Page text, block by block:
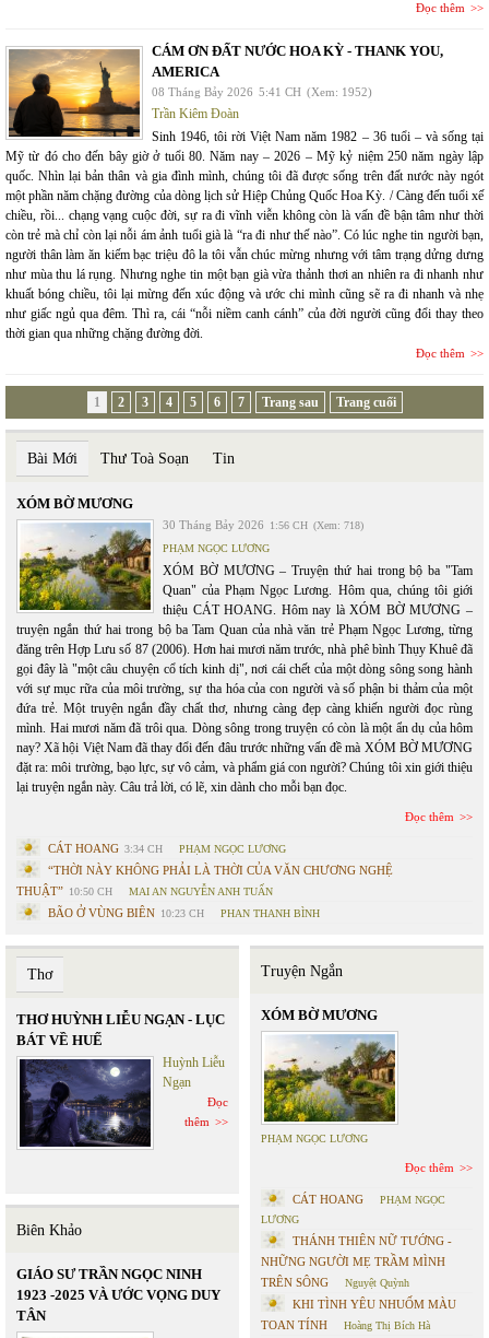
Đọc thêm
CÁM ƠN ĐẤT NƯỚC HOA KỲ - THANK YOU,
AMERICA
08 Tháng Bảy 2026 5:41 CH (Xem: 1952)
Trần Kiêm Đoàn
Sinh 1946, tôi rời Việt Nam năm 1982 – 36 tuổi – và sống tại
Mỹ từ đó cho đến bây giờ ở tuổi 80. Năm nay – 2026 – Mỹ kỷ niệm 250 năm ngày lập
quốc. Nhìn lại bản thân và gia đình mình, chúng tôi đã được sống trên đất nước này ngót
một phần năm chặng đường của dòng lịch sử Hiệp Chủng Quốc Hoa Kỳ. / Càng đến tuổi xế
chiều, rồi... chạng vạng cuộc đời, sự ra đi vĩnh viễn không còn là vấn đề bận tâm như thời
còn trẻ mà chỉ còn lại nỗi ám ảnh tuổi già là “ra đi như thế nào”. Có lúc nghe tin người bạn,
người thân làm ăn kiếm bạc triệu đô la tôi vẫn chúc mừng nhưng với tâm trạng dửng dưng
như mùa thu lá rụng. Nhưng nghe tin một bạn già vừa thảnh thơi an nhiên ra đi nhanh như
khuất bóng chiều, tôi lại mừng đến xúc động và ước chi mình cũng sẽ ra đi nhanh và nhẹ
như giấc ngủ qua đêm. Thì ra, cái “nỗi niềm canh cánh” của đời người cũng đổi thay theo
thời gian qua những chặng đường đời.
Đọc thêm
1 2 3 4 5 6 7 Trang sau Trang cuối
Bài Mới Thư Toà Soạn Tin
XÓM BỜ MƯƠNG
30 Tháng Bảy 2026 1:56 CH (Xem: 718)
PHẠM NGỌC LƯƠNG
XÓM BỜ MƯƠNG – Truyện thứ hai trong bộ ba "Tam
Quan" của Phạm Ngọc Lương. Hôm qua, chúng tôi giới
thiệu CÁT HOANG. Hôm nay là XÓM BỜ MƯƠNG –
truyện ngắn thứ hai trong bộ ba Tam Quan của nhà văn trẻ Phạm Ngọc Lương, từng
đăng trên Hợp Lưu số 87 (2006). Hơn hai mươi năm trước, nhà phê bình Thụy Khuê đã
gọi đây là "một câu chuyện cổ tích kinh dị", nơi cái chết của một dòng sông song hành
với sự mục rữa của môi trường, sự tha hóa của con người và số phận bi thảm của một
đứa trẻ. Một truyện ngắn đầy chất thơ, nhưng càng đẹp càng khiến người đọc rùng
mình. Hai mươi năm đã trôi qua. Dòng sông trong truyện có còn là một ẩn dụ của hôm
nay? Xã hội Việt Nam đã thay đổi đến đâu trước những vấn đề mà XÓM BỜ MƯƠNG
đặt ra: môi trường, bạo lực, sự vô cảm, và phẩm giá con người? Chúng tôi xin giới thiệu
lại truyện ngắn này. Câu trả lời, có lẽ, xin dành cho mỗi bạn đọc.
Đọc thêm
CÁT HOANG 3:34 CH PHẠM NGỌC LƯƠNG
“THỜI NÀY KHÔNG PHẢI LÀ THỜI CỦA VĂN CHƯƠNG NGHỆ
THUẬT” 10:50 CH MAI AN NGUYỄN ANH TUẤN
BÃO Ở VÙNG BIÊN 10:23 CH PHAN THANH BÌNH
Thơ
THƠ HUỲNH LIỄU NGẠN - LỤC
BÁT VỀ HUẾ
Huỳnh Liễu
Ngạn
Đọc
thêm
Biên Khảo
GIÁO SƯ TRẦN NGỌC NINH
1923 -2025 VÀ ƯỚC VỌNG DUY
TÂN
Truyện Ngắn
XÓM BỜ MƯƠNG
PHẠM NGỌC LƯƠNG
Đọc thêm
CÁT HOANG
PHẠM NGỌC
LƯƠNG
THÁNH THIÊN NỮ TƯỚNG -
NHỮNG NGƯỜI MẸ TRẦM MÌNH
TRÊN SÔNG
Nguyệt Quỳnh
KHI TÌNH YÊU NHUỐM MÀU
TOAN TÍNH
Hoàng Thị Bích Hà